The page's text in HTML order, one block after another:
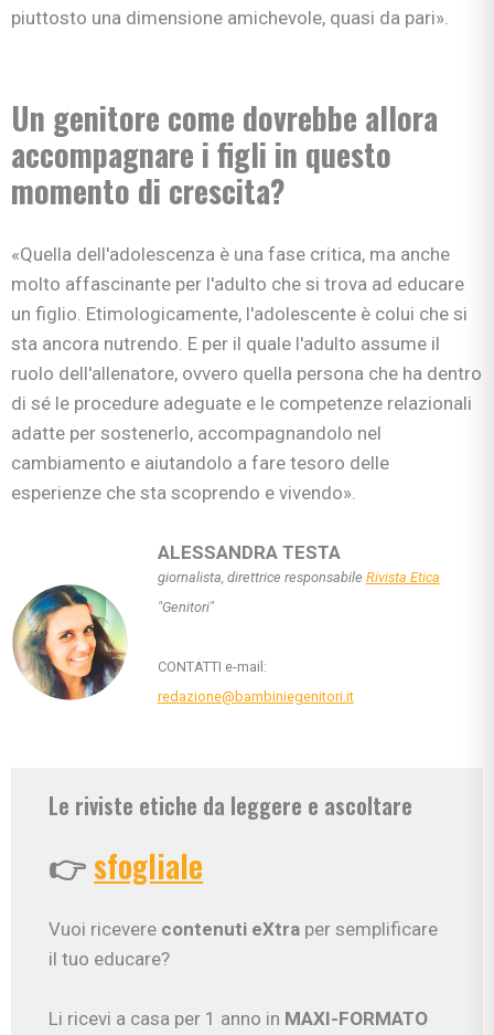
piuttosto una dimensione amichevole, quasi da pari».
Un genitore come dovrebbe allora
accompagnare i figli in questo
momento di crescita?
«Quella dell'adolescenza è una fase critica, ma anche
molto affascinante per l'adulto che si trova ad educare
un figlio. Etimologicamente, l'adolescente è colui che si
sta ancora nutrendo. E per il quale l'adulto assume il
ruolo dell'allenatore, ovvero quella persona che ha dentro
di sé le procedure adeguate e le competenze relazionali
adatte per sostenerlo, accompagnandolo nel
cambiamento e aiutandolo a fare tesoro delle
esperienze che sta scoprendo e vivendo».
ALESSANDRA TESTA
giornalista, direttrice responsabile Rivista Etica
"Genitori"
CONTATTI e-mail:
redazione@bambiniegenitori.it
Le riviste etiche da leggere e ascoltare
👉sfogliale
Vuoi ricevere contenuti eXtra per semplificare
il tuo educare?
Li ricevi a casa per 1 anno in MAXI-FORMATO